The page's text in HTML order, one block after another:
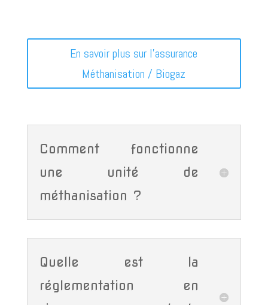
En savoir plus sur l'assurance
Méthanisation / Biogaz
Comment fonctionne
une unité de
méthanisation ?
Quelle est la
réglementation en